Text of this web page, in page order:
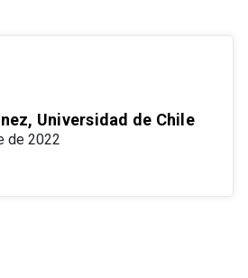
Universidad de Chile
de 2022